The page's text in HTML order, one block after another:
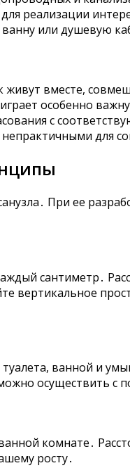
реализации
или душевую
живут вместе,
особенно
с
для
При ее
сантиметр․
вертикальное
ванной и
осуществить
комнате․
росту․